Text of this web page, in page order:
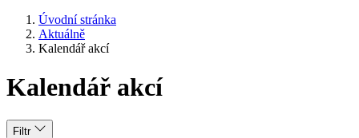
Úvodní stránka
Aktuálně
Kalendář akcí
Kalendář akcí
Filtr